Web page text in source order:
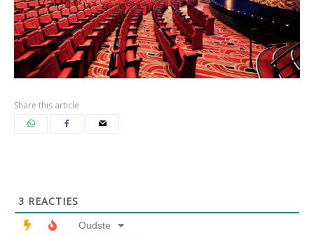
Share this article
3 REACTIES
Oudste